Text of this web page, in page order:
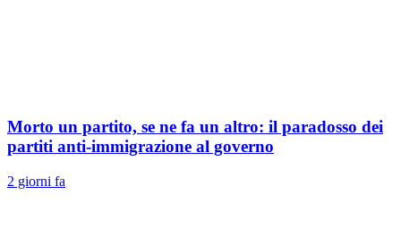
Morto un partito, se ne fa un altro: il paradosso dei
partiti anti-immigrazione al governo
2 giorni fa